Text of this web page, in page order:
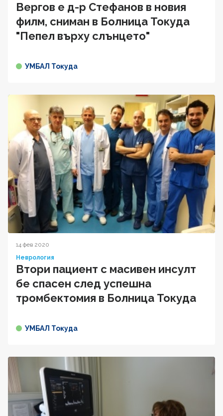
Вергов е д-р Стефанов в новия
филм, сниман в Болница Токуда
"Пепел върху слънцето"
УМБАЛ Токуда
14 фев 2020
Неврология
Втори пациент с масивен инсулт
бе спасен след успешна
тромбектомия в Болница Токуда
УМБАЛ Токуда